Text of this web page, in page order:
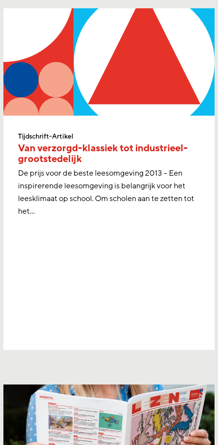
Tijdschrift-Artikel
Van verzorgd-klassiek tot industrieel-
grootstedelijk
De prijs voor de beste leesomgeving 2013 – Een
inspirerende leesomgeving is belangrijk voor het
leesklimaat op school. Om scholen aan te zetten tot
het…